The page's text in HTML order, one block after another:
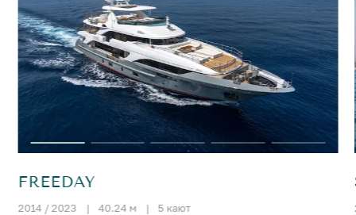
FREEDAY
2014 / 2023 | 40.24 м | 5 кают